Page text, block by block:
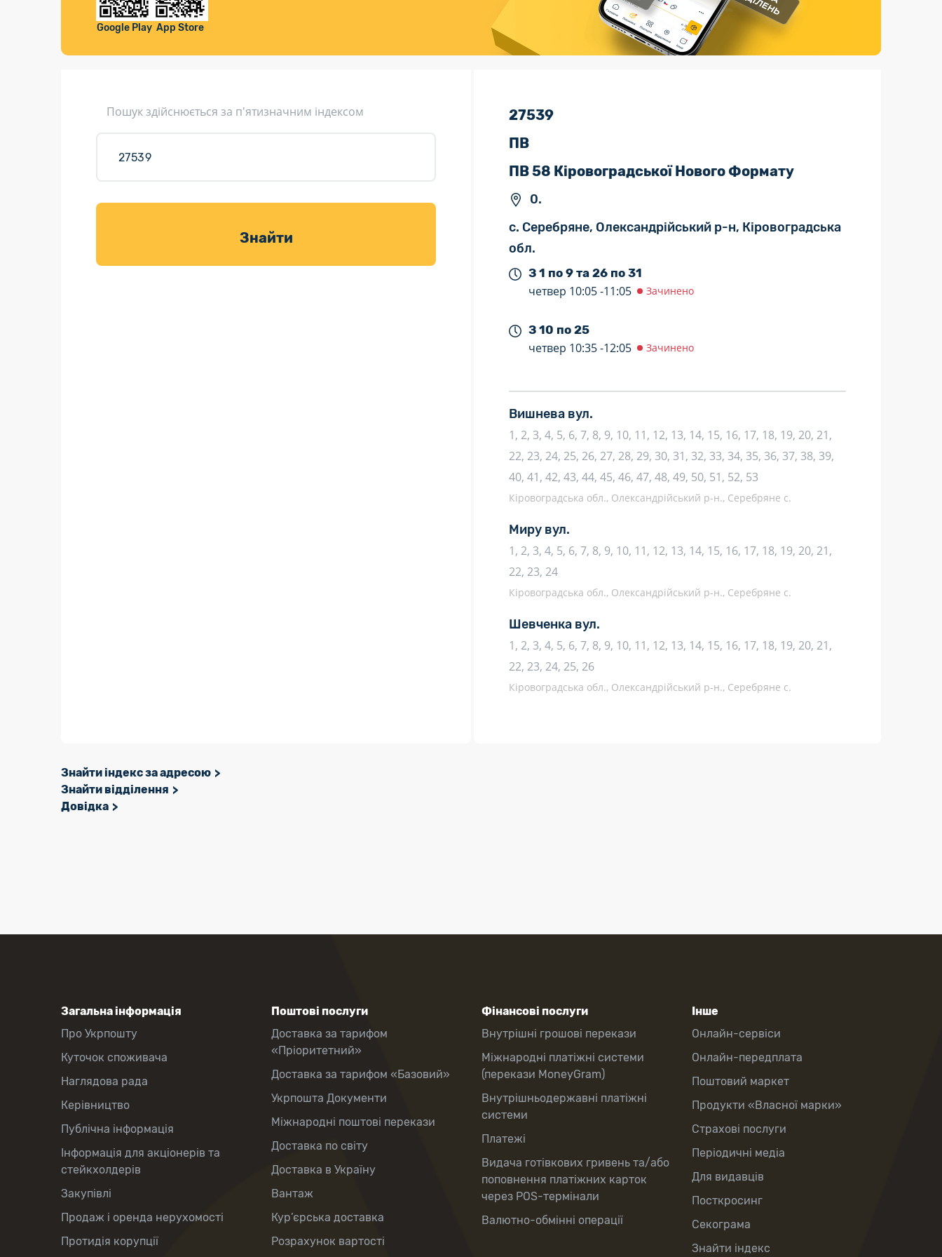
Листи та листівки
Доставка товарів для саду
Валютно-обмінні операції
Страхові послуги
Каталог «Укрпошта Маркет»
Google Play App Store
Пошук здійснюється за п'ятизначним індексом
Знайти
27539
ПВ
ПВ 58 Кіровоградської Нового Формату
0.
с. Серебряне, Олександрійський р-н, Кіровоградська
обл.
З 1 по 9 та 26 по 31
четвер 10:05 -11:05 Зачинено
З 10 по 25
четвер 10:35 -12:05 Зачинено
Вишнева вул.
1, 2, 3, 4, 5, 6, 7, 8, 9, 10, 11, 12, 13, 14, 15, 16, 17, 18, 19, 20, 21,
22, 23, 24, 25, 26, 27, 28, 29, 30, 31, 32, 33, 34, 35, 36, 37, 38, 39,
40, 41, 42, 43, 44, 45, 46, 47, 48, 49, 50, 51, 52, 53
Кіровоградська обл., Олександрійський р-н., Серебряне с.
Миру вул.
1, 2, 3, 4, 5, 6, 7, 8, 9, 10, 11, 12, 13, 14, 15, 16, 17, 18, 19, 20, 21,
22, 23, 24
Кіровоградська обл., Олександрійський р-н., Серебряне с.
Шевченка вул.
1, 2, 3, 4, 5, 6, 7, 8, 9, 10, 11, 12, 13, 14, 15, 16, 17, 18, 19, 20, 21,
22, 23, 24, 25, 26
Кіровоградська обл., Олександрійський р-н., Серебряне с.
Знайти індекс за адресою
Знайти відділення
Довідка
Загальна інформація
Про Укрпошту
Куточок споживача
Наглядова рада
Керівництво
Публічна інформація
Інформація для акціонерів та
стейкхолдерів
Закупівлі
Продаж і оренда нерухомості
Протидія корупції
Поштові послуги
Доставка за тарифом
«Пріоритетний»
Доставка за тарифом «Базовий»
Укрпошта Документи
Міжнародні поштові перекази
Доставка по світу
Доставка в Україну
Вантаж
Кур’єрська доставка
Розрахунок вартості
Фінансові послуги
Внутрішні грошові перекази
Міжнародні платіжні системи
(перекази MoneyGram)
Внутрішньодержавні платіжні
системи
Платежі
Видача готівкових гривень та/або
поповнення платіжних карток
через POS-термінали
Валютно-обмінні операції
Інше
Онлайн-сервіси
Онлайн-передплата
Поштовий маркет
Продукти «Власної марки»
Страхові послуги
Періодичні медіа
Для видавців
Посткросинг
Секограма
Знайти індекс